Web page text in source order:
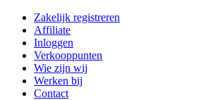
Zakelijk registreren
Affiliate
Inloggen
Verkooppunten
Wie zijn wij
Werken bij
Contact